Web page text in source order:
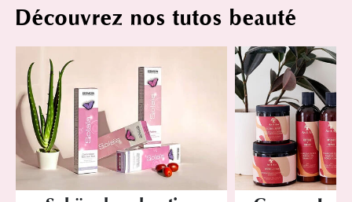
Découvrez nos tutos beauté